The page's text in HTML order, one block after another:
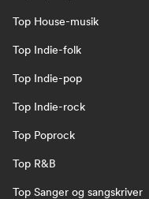
Top House-musik
Top Indie-folk
Top Indie-pop
Top Indie-rock
Top Poprock
Top R&B
Top Sanger og sangskriver